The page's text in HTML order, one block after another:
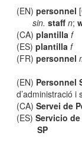
(EN)personnel
sin. staff n;
(CA)plantilla f
(ES)plantilla f
(FR)personnel
(EN) Personnel
d’administració i
(CA)Servei de
(ES)Servicio
SP